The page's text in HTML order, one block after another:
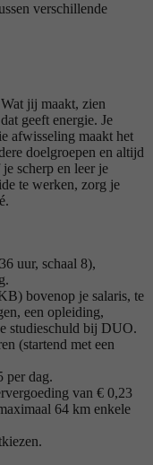
verschillende
jij maakt, zien
geeft energie. Je
afwisseling maakt het
doelgroepen en altijd
scherp en leer je
te werken, zorg je
uur, schaal 8),
bovenop je salaris, te
een opleiding,
studieschuld bij DUO.
(startend met een
per dag.
van € 0,23
64 km enkele